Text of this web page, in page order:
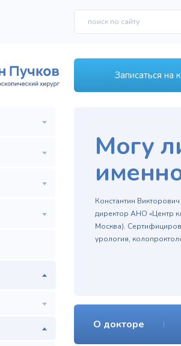
Записаться на
Могу
Константин
директор АНО «Центр
Москва).
урология,
О докторе